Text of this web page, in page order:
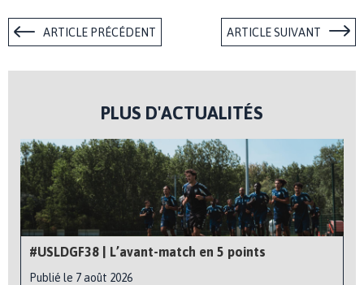
ARTICLE PRÉCÉDENT ARTICLE SUIVANT
PLUS D'ACTUALITÉS
#USLDGF38 | L’avant-match en 5 points
Publié le 7 août 2026